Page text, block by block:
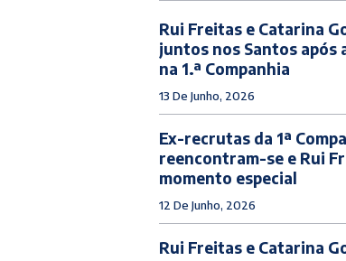
Rui Freitas e Catarina
juntos nos Santos após
na 1.ª Companhia
13 De Junho, 2026
Ex-recrutas da 1ª
reencontram-se e Rui
momento especial
12 De Junho, 2026
Rui Freitas e Catarina